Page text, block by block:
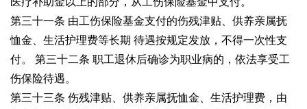
第三十一条 由工伤保险基金支付的伤残津贴、供养亲属抚
恤金、生活护理费等长期 待遇按规定发放，不得一次性支
付。 第三十二条 职工退休后确诊为职业病的，依法享受工
伤保险待遇。
第三十三条 伤残津贴、供养亲属抚恤金、生活护理费，由